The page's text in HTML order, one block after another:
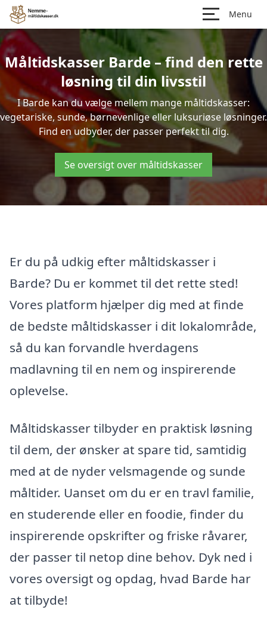
Menu
Måltidskasser Barde – find den rette
løsning til din livsstil
I Barde kan du vælge mellem mange måltidskasser:
vegetariske, sunde, børnevenlige eller luksuriøse løsninger.
Find en udbyder, der passer perfekt til dig.
Se oversigt over måltidskasser
Er du på udkig efter måltidskasser i
Barde? Du er kommet til det rette sted!
Vores platform hjælper dig med at finde
de bedste måltidskasser i dit lokalområde,
så du kan forvandle hverdagens
madlavning til en nem og inspirerende
oplevelse.
Måltidskasser tilbyder en praktisk løsning
til dem, der ønsker at spare tid, samtidig
med at de nyder velsmagende og sunde
måltider. Uanset om du er en travl familie,
en studerende eller en foodie, finder du
inspirerende opskrifter og friske råvarer,
der passer til netop dine behov. Dyk ned i
vores oversigt og opdag, hvad Barde har
at tilbyde!